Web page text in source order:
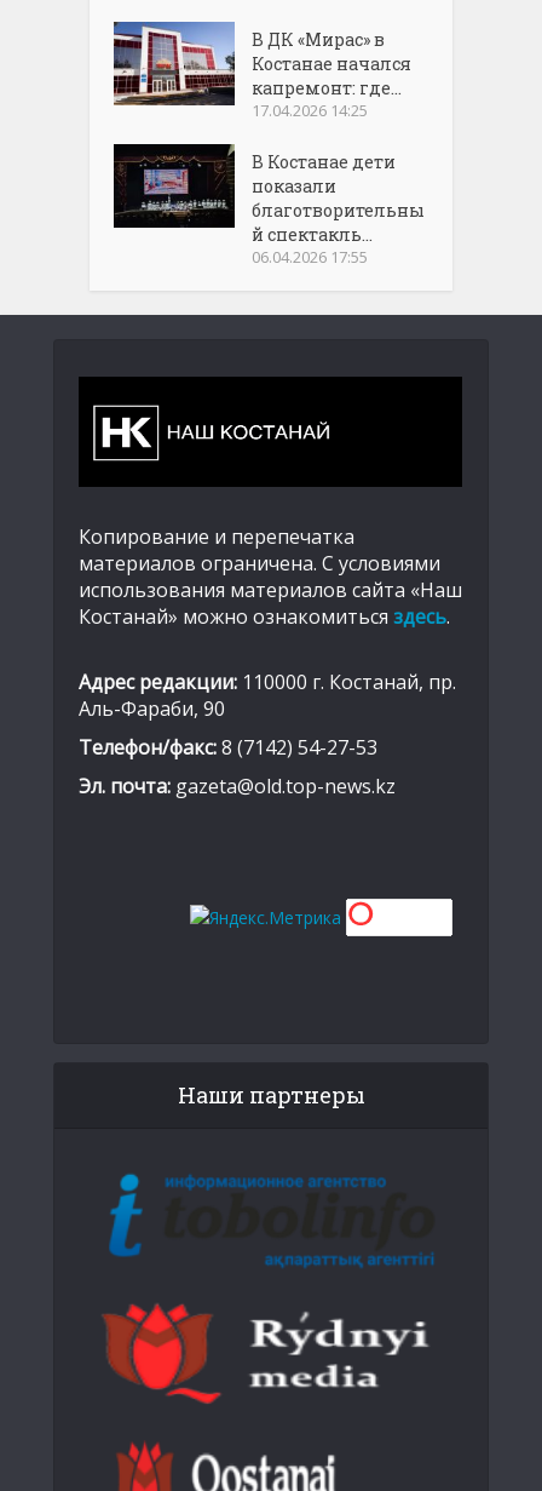
В ДК «Мирас» в
Костанае начался
капремонт: где...
17.04.2026 14:25
В Костанае дети
показали
благотворительны
й спектакль...
06.04.2026 17:55
Копирование и перепечатка
материалов ограничена. С условиями
использования материалов сайта «Наш
Костанай» можно ознакомиться здесь.
Адрес редакции: 110000 г. Костанай, пр.
Аль-Фараби, 90
Телефон/факс:8 (7142) 54-27-53
Эл. почта: gazeta@old.top-news.kz
Наши партнеры